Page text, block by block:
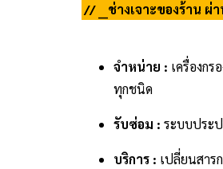
// __ช่างเจาะของร้าน
จำหน่าย : เครื่องกร
ทุกชนิด
รับซ่อม : ระบบประ
บริการ : เปลี่ยนสาร